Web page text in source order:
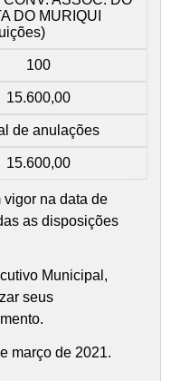
DO MURIQUI
100
15.600,00
de anulações
15.600,00
vigor na data de
as disposições
Municipal,
seus
março de 2021.